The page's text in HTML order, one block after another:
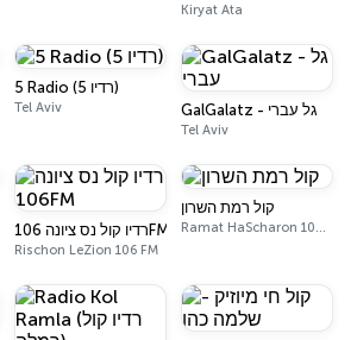
Kiryat Ata
5 Radio (רדיו 5)
Tel Aviv GalGalatz - גל עברי
Tel Aviv
רדיו קול נס ציונה 106FM
Rischon LeZion 106 FM
קול רמת השרון
Ramat HaScharon 103.6 FM